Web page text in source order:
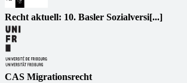
Recht aktuell: 10. Basler Sozialversi[...]
CAS Migrationsrecht